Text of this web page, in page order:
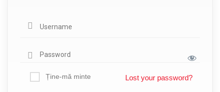
Ține-mă minte Lost your password?